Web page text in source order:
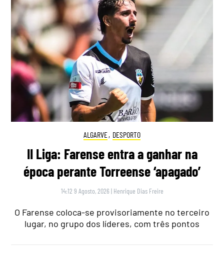
ALGARVE, DESPORTO
II Liga: Farense entra a ganhar na
época perante Torreense ‘apagado’
14:12 9 Agosto, 2026 | Henrique Dias Freire
O Farense coloca-se provisoriamente no terceiro
lugar, no grupo dos líderes, com três pontos